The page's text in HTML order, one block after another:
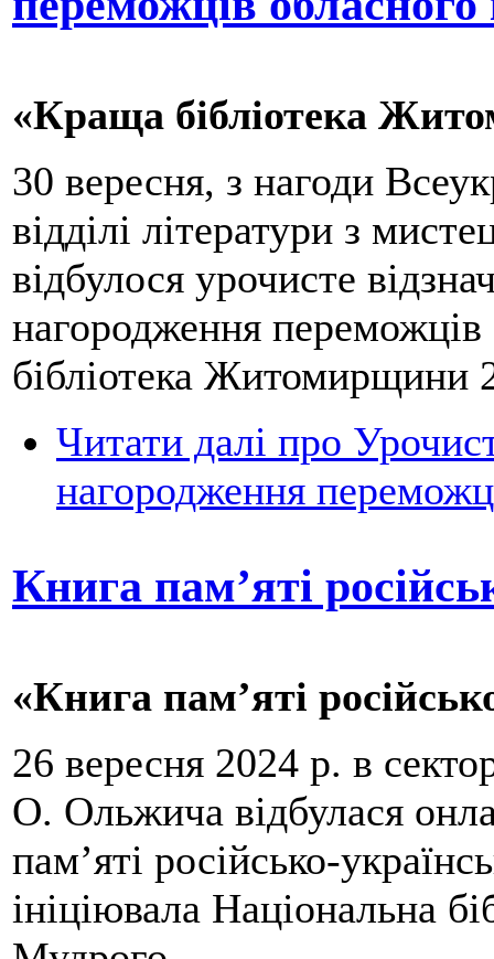
«Краща бібліотека
30 вересня, з нагоди
відділі літератури з
відбулося урочисте
нагородження
бібліотека Житомирщини
Читати далі про
нагородження
Книга пам’яті
«Книга пам’яті
26 вересня 2024 р. в
О. Ольжича відбулася
пам’яті російсько-
ініціювала Національна